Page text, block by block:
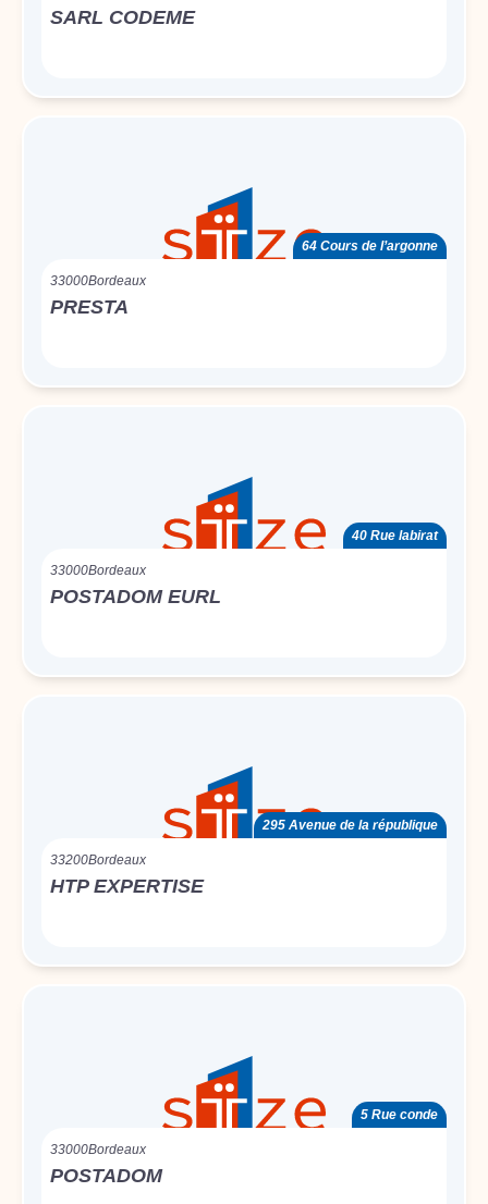
SARL CODEME
64 Cours de l’argonne
33000Bordeaux
PRESTA
40 Rue labirat
33000Bordeaux
POSTADOM EURL
295 Avenue de la république
33200Bordeaux
HTP EXPERTISE
5 Rue conde
33000Bordeaux
POSTADOM